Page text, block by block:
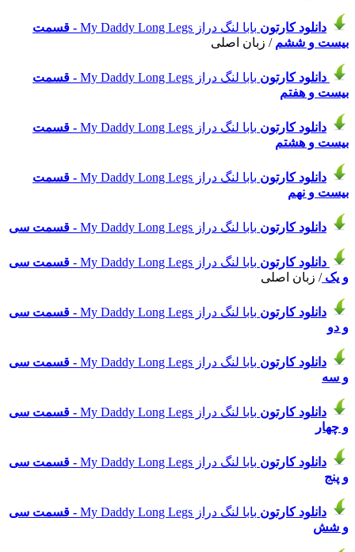
دانلود کارتون بابا لنگ دراز My Daddy Long Legs
- قسمت
بیست و ششم / زبان اصلی
دانلود کارتون بابا لنگ دراز My Daddy Long Legs
- قسمت
بیست و هفتم
دانلود کارتون بابا لنگ دراز My Daddy Long Legs
- قسمت
بیست و هشتم
دانلود کارتون بابا لنگ دراز My Daddy Long Legs
- قسمت
بیست و نهم
دانلود کارتون بابا لنگ دراز My Daddy Long Legs - قسمت سی
دانلود کارتون بابا لنگ دراز My Daddy Long Legs -
قسمت سی
و یک/ زبان اصلی
دانلود کارتون بابا لنگ دراز My Daddy Long Legs
- قسمت سی
و دو
دانلود کارتون بابا لنگ دراز My Daddy Long Legs
- قسمت سی
و سه
دانلود کارتون بابا لنگ دراز My Daddy Long Legs
- قسمت سی
و چهار
دانلود کارتون بابا لنگ دراز My Daddy Long Legs
- قسمت سی
و پنج
دانلود کارتون بابا لنگ دراز My Daddy Long Legs
- قسمت سی
و شش